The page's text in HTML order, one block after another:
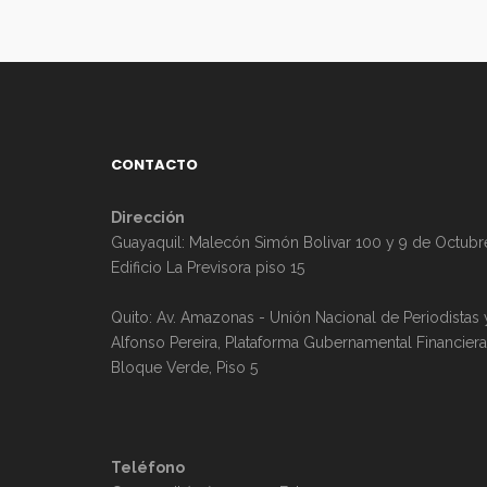
CONTACTO
Dirección
Guayaquil: Malecón Simón Bolivar 100 y 9 de
Edificio La Previsora piso 15
Quito: Av. Amazonas - Unión Nacional de Periodistas
Alfonso Pereira, Plataforma Gubernamental Financiera,
Bloque Verde, Piso 5
Teléfono